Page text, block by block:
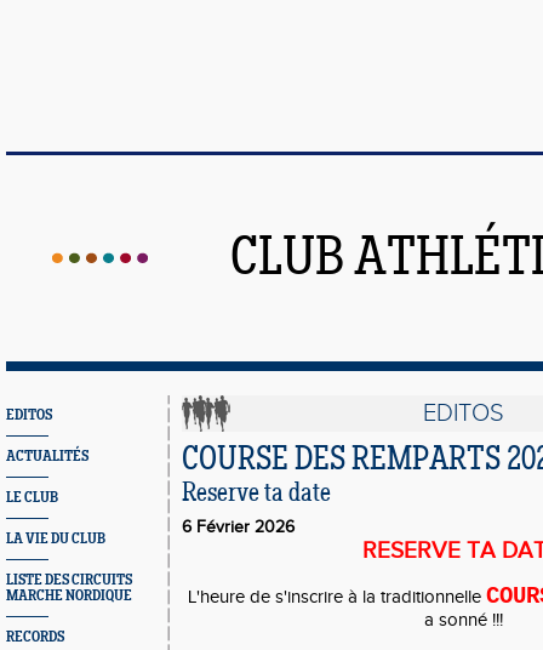
CLUB
EDITOS
ACTUALITÉS
LE CLUB
LA VIE DU CLUB
LISTE DES CIRCUITS
MARCHE NORDIQUE
RECORDS
EDITOS
COURSE DES REMPARTS
Reserve ta date
6 Février 2026
RESERVE TA
L'heure de s'inscrire à la traditionnelle
a sonné !!!